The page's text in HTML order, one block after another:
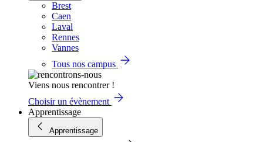
Brest
Caen
Laval
Rennes
Vannes
Tous nos campus
Viens nous rencontrer !
Choisir un évènement
Apprentissage
Apprentissage